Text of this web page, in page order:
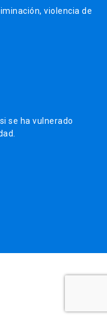
violencia de
se ha vulnerado